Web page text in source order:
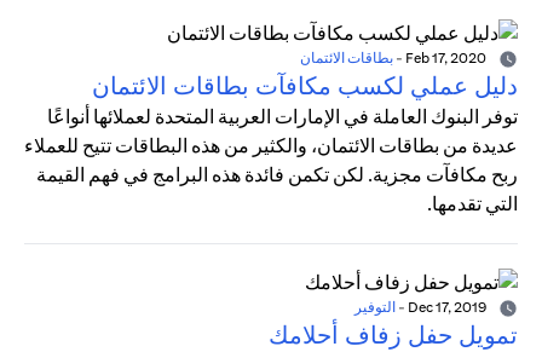
- بطاقات الائتمان
دليل عملي لكسب مكافآت بطاقات الائتمان
توفر البنوك العاملة في الإمارات العربية المتحدة لعملائها أنواعًا
عديدة من بطاقات الائتمان، والكثير من هذه البطاقات تتيح للعملاء
ربح مكافآت مجزية. لكن تكمن فائدة هذه البرامج في فهم القيمة
التي تقدمها.
- التوفير
تمويل حفل زفاف أحلامك